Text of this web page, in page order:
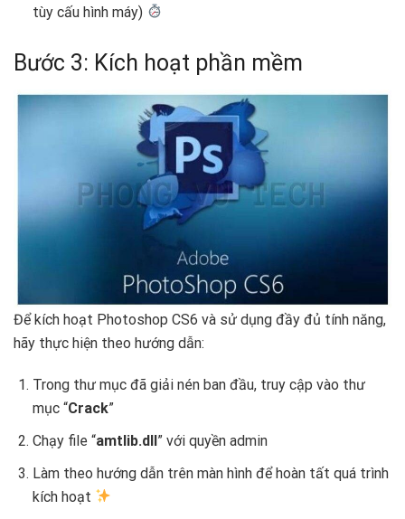
tùy cấu hình máy)
Bước 3: Kích hoạt phần mềm
Để kích hoạt Photoshop CS6 và sử dụng đầy đủ tính năng,
hãy thực hiện theo hướng dẫn:
Trong thư mục đã giải nén ban đầu, truy cập vào thư
mục “Crack”
Chạy file “amtlib.dll” với quyền admin
Làm theo hướng dẫn trên màn hình để hoàn tất quá trình
kích hoạt